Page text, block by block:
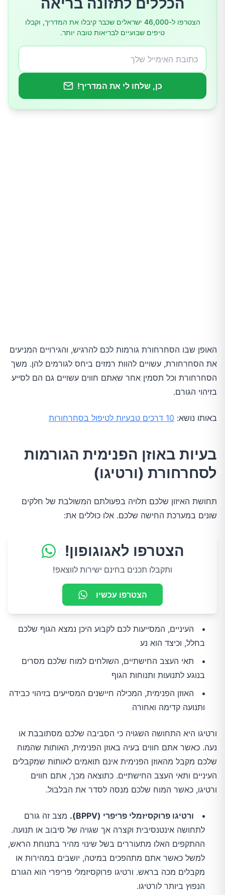
הליכים כירורגיים ואחרים
שינויים בסגנון החיים ותרופות ביתיות
הצטרפו ל-46,000 ישראלים שכבר קיבלו את המדריך, וקבלו
טיפים שבועיים לבריאות טובה יותר.
כן, שלחו לי את המדריך!
האופן שבו הסחרחורת גורמות לכם להרגיש, והגירויים המניעים
את הסחרחורת, עשויים להוות רמזים ביחס לגורמים להן. משך
הסחרחורת וכל תסמין אחר שאתם חווים עשויים גם הם לסייע
בזיהוי הגורם.
באותו נושא: 10 דרכים טבעיות לטיפול בסחרחורות
בעיות באוזן הפנימית הגורמות
לסחרחורת (ורטיגו)
תחושת האיזון שלכם תלויה בפעולתם המשולבת של חלקים
שונים במערכת החישה שלכם. אלו כוללים את:
הצטרפו לאגוגופון!
ותקבלו תכנים בחינם ישירות לווצאפ!
הצטרפו עכשיו
העיניים, המסייעות לכם לקבוע היכן נמצא הגוף שלכם
בחלל, וכיצד הוא נע
תאי העצב החישתיים, השולחים למוח שלכם מסרים
בנוגע לתנועות ותנוחות הגוף
האוזן הפנימית, המכילה חיישנים המסייעים בזיהוי כבידה
ותנועה קדימה ואחורה
ורטיגו היא התחושה השגויה כי הסביבה שלכם מסתובבת או
נעה. כאשר אתם חווים בעיה באוזן הפנימית, האותות שהמוח
שלכם מקבל מהאוזן הפנימית אינם תואמים לאותות שמקבלים
העיניים ותאי העצב החישתיים. כתוצאה מכך, אתם חווים
ורטיגו, כאשר המוח שלכם מנסה לסדר את הבלבול.
ורטיגו פרוקסיזמלי פריפרי (BPPV
). מצב זה גורם
לתחושה אינטנסיבית וקצרה אך שגויה של סיבוב או תנועה.
ההתקפים האלו מתעוררים בשל שינוי מהיר בתנוחת הראש,
למשל כאשר אתם מתהפכים במיטה, יושבים במהירות או
מקבלים מכה בראש. ורטיגו פרוקסיזמלי פריפרי הוא הגורם
הנפוץ ביותר לורטיגו.